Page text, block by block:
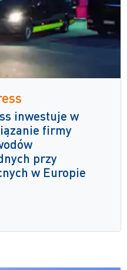
inwestuje w
firmy
przy
w Europie